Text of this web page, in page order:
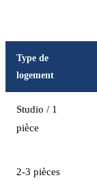
Type de
logement
Studio / 1
pièce
2-3 pièces